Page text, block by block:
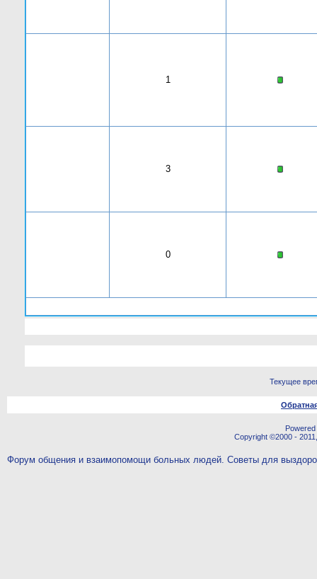
1
3
0
Текущее
Copyright ©2000 -
Форум общения и взаимопомощи больных людей. Советы для